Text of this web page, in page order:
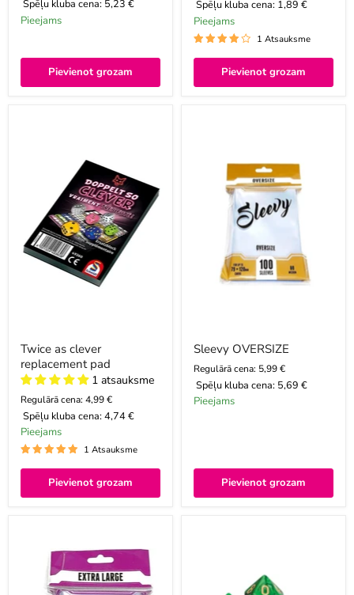
Spēļu kluba cena: 5,23 €
Pieejams
Pievienot grozam
Spēļu kluba cena: 1,89 €
Pieejams
1 Atsauksme
Pievienot grozam
Twice as clever
replacement pad
1 atsauksme
Regulārā cena: 4,99 €
Spēļu kluba cena: 4,74 €
Pieejams
1 Atsauksme
Pievienot grozam
Sleevy OVERSIZE
Regulārā cena: 5,99 €
Spēļu kluba cena: 5,69 €
Pieejams
Pievienot grozam